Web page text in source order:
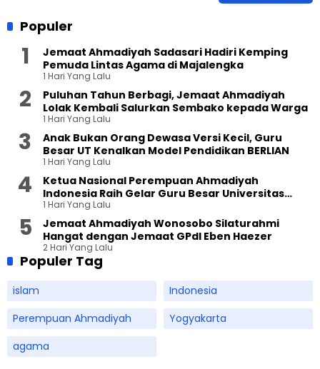
Populer
Jemaat Ahmadiyah Sadasari Hadiri Kemping
Pemuda Lintas Agama di Majalengka
1 Hari Yang Lalu
Puluhan Tahun Berbagi, Jemaat Ahmadiyah
Lolak Kembali Salurkan Sembako kepada Warga
1 Hari Yang Lalu
Anak Bukan Orang Dewasa Versi Kecil, Guru
Besar UT Kenalkan Model Pendidikan BERLIAN
1 Hari Yang Lalu
Ketua Nasional Perempuan Ahmadiyah
Indonesia Raih Gelar Guru Besar Universitas
Terbuka
1 Hari Yang Lalu
Jemaat Ahmadiyah Wonosobo Silaturahmi
Hangat dengan Jemaat GPdI Eben Haezer
2 Hari Yang Lalu
Populer Tag
islam
Indonesia
Perempuan Ahmadiyah
Yogyakarta
agama